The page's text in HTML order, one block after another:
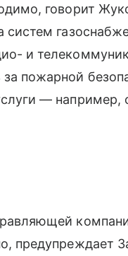
говорит
систем
и
пожарной
— например,
предупреждает